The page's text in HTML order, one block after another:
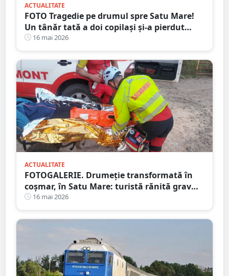
ACTUALITATE
FOTO Tragedie pe drumul spre Satu Mare!
Un tânăr tată a doi copilași și-a pierdut
viața într-un accident cumplit
16 mai 2026
ACTUALITATE
FOTOGALERIE. Drumeție transformată în
coșmar, în Satu Mare: turistă rănită grav
după ce a alergat pe un traseu acoperit cu
frunze
16 mai 2026